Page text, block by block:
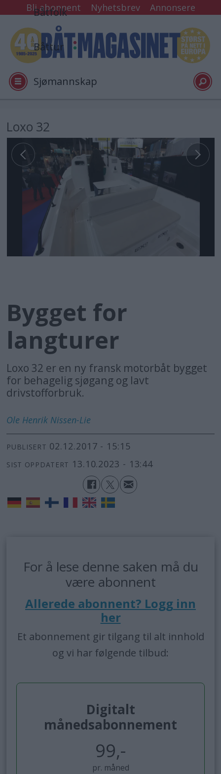
Bli abonnent Nyhetsbrev Annonsere
Båtfolk
Båttur
Sjømannskap
Arkiv
Video
Logg inn
Loxo 32
Bygget for
langturer
Loxo 32 er en ny fransk motorbåt bygget
for behagelig sjøgang og lavt
drivstofforbruk.
Ole Henrik Nissen-Lie
PUBLISERT 02.12.2017 - 15:15
SIST OPPDATERT 13.10.2023 - 13:44
For å lese denne saken må du
være abonnent
Allerede abonnent? Logg inn
her
Et abonnement gir tilgang til alt innhold
og vi har følgende tilbud:
Digitalt
månedsabonnement
99,-
pr. måned